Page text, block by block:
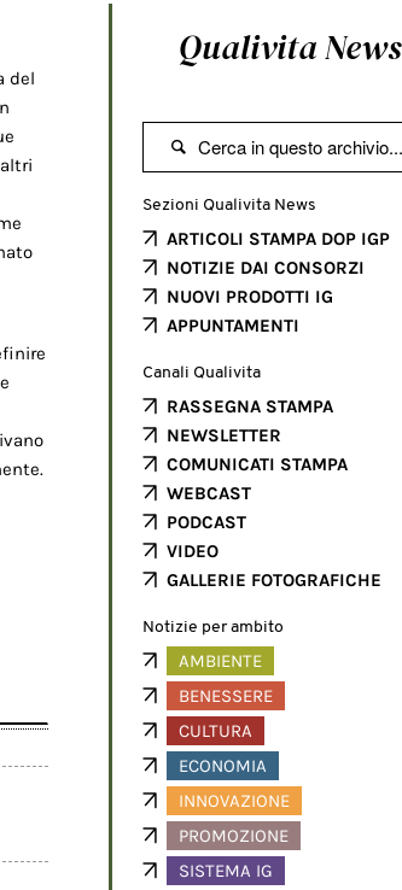
del
Qualivita News

Sezioni Qualivita News
ARTICOLI STAMPA DOP IGP
NOTIZIE DAI CONSORZI
NUOVI PRODOTTI IG
APPUNTAMENTI
Canali Qualivita
RASSEGNA STAMPA
NEWSLETTER
COMUNICATI STAMPA
WEBCAST
PODCAST
VIDEO
GALLERIE FOTOGRAFICHE
Notizie per ambito
AMBIENTE
BENESSERE
CULTURA
ECONOMIA
INNOVAZIONE
PROMOZIONE
SISTEMA IG